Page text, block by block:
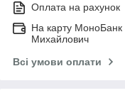
Оплата на рахунок
На карту
Михайлович
Всі умови оплати